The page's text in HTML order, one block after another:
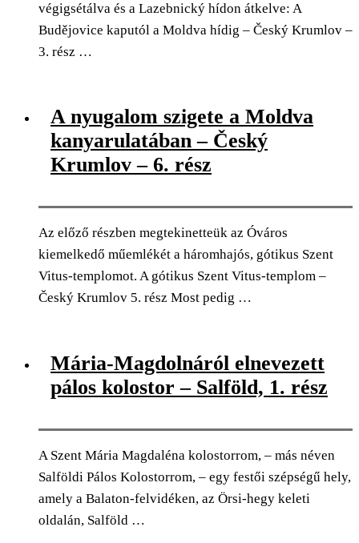
végigsétálva és a Lazebnický hídon átkelve: A
Budějovice kaputól a Moldva hídig – Český Krumlov –
3. rész …
A nyugalom szigete a Moldva
kanyarulatában – Český
Krumlov – 6. rész
Az előző részben megtekinetteük az Óváros
kiemelkedő műemlékét a háromhajós, gótikus Szent
Vitus-templomot. A gótikus Szent Vitus-templom –
Český Krumlov 5. rész Most pedig …
Mária-Magdolnáról elnevezett
pálos kolostor – Salföld, 1. rész
A Szent Mária Magdaléna kolostorrom, – más néven
Salföldi Pálos Kolostorrom, – egy festői szépségű hely,
amely a Balaton-felvidéken, az Örsi-hegy keleti
oldalán, Salföld …